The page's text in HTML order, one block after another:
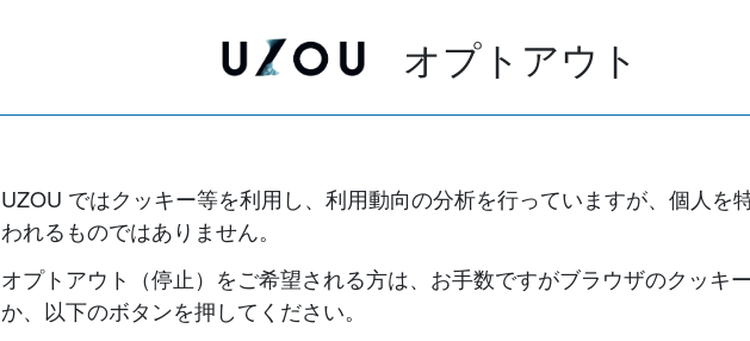
オプトアウト
UZOU ではクッキー等を利用し、利用動向の分析を行っていますが、個人を
われるものではありません。
オプトアウト（停止）をご希望される方は、お手数ですがブラウザのクッキ
か、以下のボタンを押してください。